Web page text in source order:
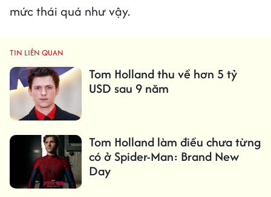
mức thái quá như vậy.
TIN LIÊN QUAN
Tom Holland thu về hơn 5 tỷ
USD sau 9 năm
Tom Holland làm điều chưa từng
có ở Spider-Man: Brand New
Day